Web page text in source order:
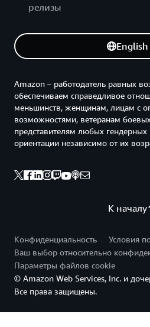
релизы
English
К началу
Amazon – работодатель равных
обеспечиваем справедливое
меньшинств, женщинам, лицам с
возможностями, ветеранам
представителям любых гендерных
ориентации независимо от их
Конфиденциальность
Условия
Ваш выбор относительно
Параметры файлов cookie
© Amazon Web Services, Inc. и
Все права защищены.